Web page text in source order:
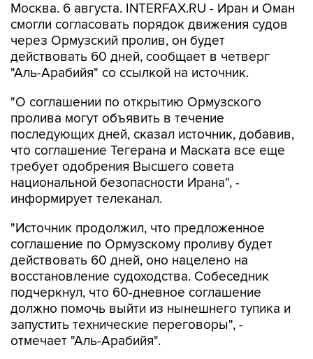
Москва. 6 августа. INTERFAX.RU - Иран и Оман
смогли согласовать порядок движения судов
через Ормузский пролив, он будет
действовать 60 дней, сообщает в четверг
"Аль-Арабийя" со ссылкой на источник.
"О соглашении по открытию Ормузского
пролива могут объявить в течение
последующих дней, сказал источник, добавив,
что соглашение Тегерана и Маската все еще
требует одобрения Высшего совета
национальной безопасности Ирана", -
информирует телеканал.
"Источник продолжил, что предложенное
соглашение по Ормузскому проливу будет
действовать 60 дней, оно нацелено на
восстановление судоходства. Собеседник
подчеркнул, что 60-дневное соглашение
должно помочь выйти из нынешнего тупика и
запустить технические переговоры", -
отмечает "Аль-Арабийя".